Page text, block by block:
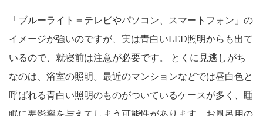
「ブルーライト＝テレビやパソコン、スマートフォン」の
イメージが強いのですが、実は青白いLED照明からも出て
いるので、就寝前は注意が必要です。 とくに見逃しがち
なのは、浴室の照明。最近のマンションなどでは昼白色と
呼ばれる青白い照明のものがついているケースが多く、睡
眠に悪影響を与えてしまう可能性があります。お風呂用の